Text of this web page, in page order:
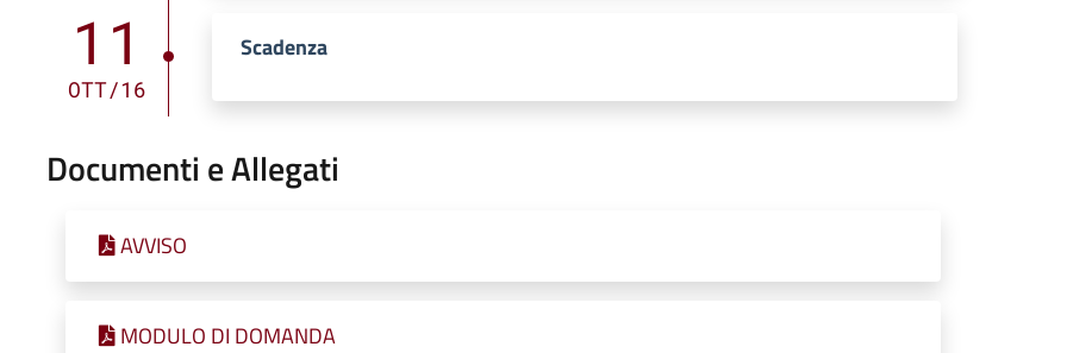
11
OTT/16
Scadenza
Documenti e Allegati
AVVISO
MODULO DI DOMANDA